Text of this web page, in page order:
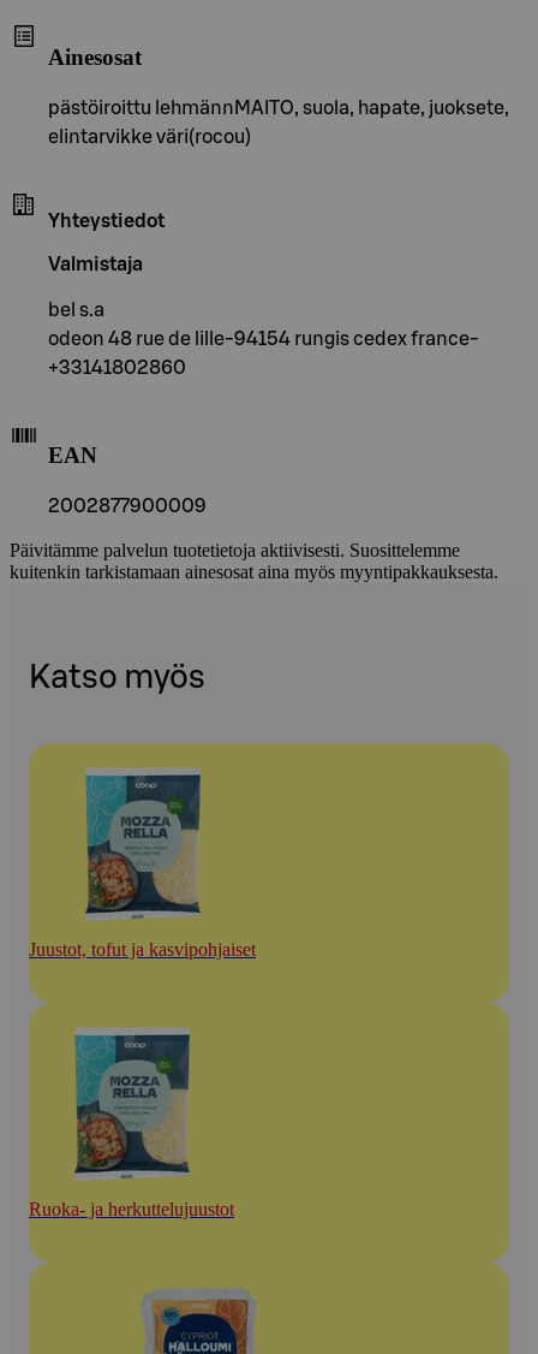
Ainesosat
pästöiroittu lehmännMAITO, suola, hapate, juoksete,
elintarvikke väri(rocou)
Yhteystiedot
Valmistaja
bel s.a
odeon 48 rue de lille-94154 rungis cedex france-
+33141802860
EAN
2002877900009
Päivitämme palvelun tuotetietoja aktiivisesti. Suosittelemme
kuitenkin tarkistamaan ainesosat aina myös myyntipakkauksesta.
Katso myös
Juustot, tofut ja kasvipohjaiset
Ruoka- ja herkuttelujuustot